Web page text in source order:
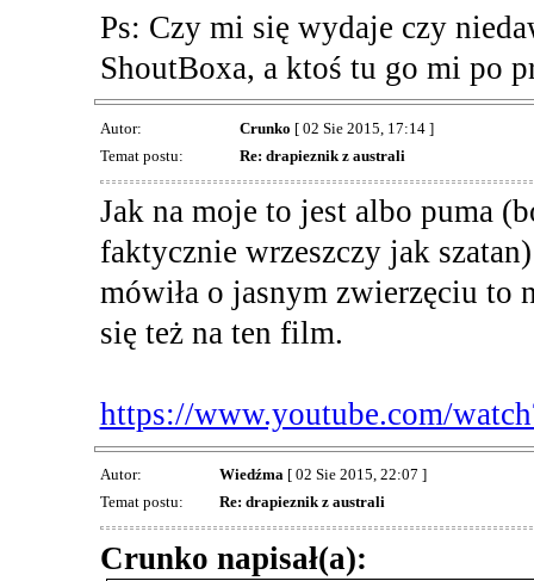
Ps: Czy mi się wydaje czy
ShoutBoxa, a ktoś tu go mi po
Autor: Crunko [ 02 Sie 2015, 17:14 ]
Temat postu:
Re: drapieznik z australi
Jak na moje to jest albo puma
faktycznie wrzeszczy jak
mówiła o jasnym zwierzęciu to
się też na ten film.
https://www.youtube.com/
Autor: Wiedźma[ 02 Sie 2015, 22:07 ]
Temat postu:
Re: drapieznik z australi
Crunko napisał(a):